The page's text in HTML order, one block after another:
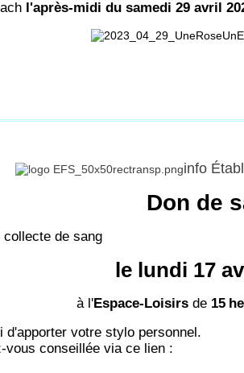
l'après-midi du samedi 29 avril
info
Don de
de sang
le lundi 17
à l'Espace-Loisirsde 15
d'apporter votre stylo personnel.
vous conseillée via ce lien :